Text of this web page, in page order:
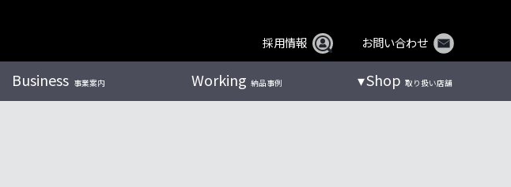
採用情報 お問い合わせ
Business 事業案内 Working 納品事例 Shop 取り扱い店舗